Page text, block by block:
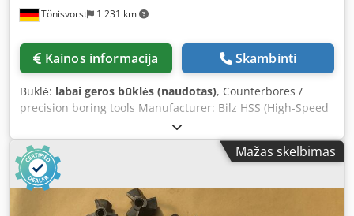
Tönisvorst 1 231 km
Kainos informacija Skambinti
Būklė: labai geros būklės (naudotas), Counterbores /
precision boring tools Manufacturer: Bilz HSS (High-Speed
Steel) Various sizes available: Ø 32 mm Ø 34 mm Ø 38 mm
Ø 39 mm Ø 40 mm Ø 44 mm Ø 45 mm Ø 47 mm Ø 49 mm
Ø 50 mm Ø 52 mm Ø 57 mm Crjdpfed Sgvfox Aphef Ø 60
mm Ø 62 mm Ø 65 mm Ø 68 mm Ø 70 mm Ø 71 mm Ø 74
mm Ø 75 mm Ø 80 mm Ø 85 mm Ø 88 mm Ø 96 mm Ø 125
mm Sale of individual units possible
Mažas skelbimas